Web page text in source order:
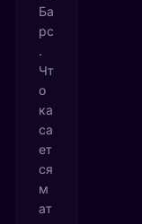
Ба
рс
.
Чт
о
ка
са
ет
ся
м
ат